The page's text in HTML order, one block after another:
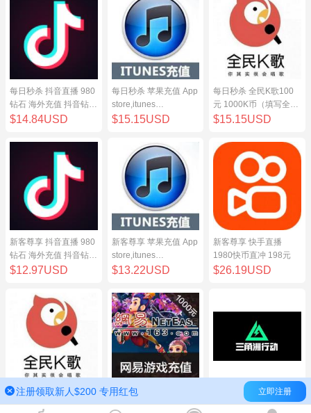
每日秒杀 抖音直播 980
钻石 海外充值 抖音钻石
（原抖币）98元
$14.84USD
每日秒杀 苹果充值 App
store,itunes
store,iphone,ipad中国
$15.15USD
每日秒杀 全民K歌100
元 1000K币（填写全民
K歌号充值）
$15.15USD
新客尊享 抖音直播 980
钻石 海外充值 抖音钻石
（原抖币）98元
$12.97USD
新客尊享 苹果充值 App
store,itunes
store,iphone,ipad中国
$13.22USD
新客尊享 快手直播
1980快币直冲 198元
$26.19USD
新客尊享 全民K歌100
元 1000K币（填写全民
网易点数1000元(可直
充/寄售) 网易一卡通
三角洲行动（腾讯国
服）
注册领取新人$200 专用红包 立即注册